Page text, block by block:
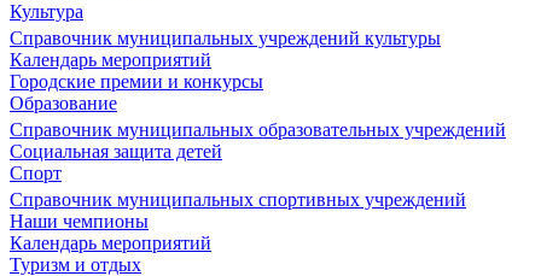
Культура
Справочник муниципальных учреждений культуры
Календарь мероприятий
Городские премии и конкурсы
Образование
Справочник муниципальных образовательных учреждений
Социальная защита детей
Спорт
Справочник муниципальных спортивных учреждений
Наши чемпионы
Календарь мероприятий
Туризм и отдых